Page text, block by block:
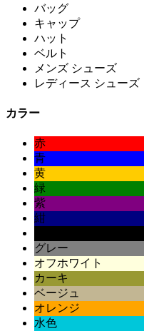
バッグ
キャップ
ハット
ベルト
メンズ シューズ
レディース シューズ
カラー
赤
青
黄
緑
紫
紺
グレー
オフホワイト
カーキ
ベージュ
オレンジ
水色